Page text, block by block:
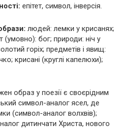
епітет, символ, інверсія.
людей: лемки у крисанях;
(умовно): бог; природи: ніч у
горіх; предметів і явищ:
крисані (круглі капелюхи);
образ у поезії є своєрідним
символ-аналог ясел, де
(символ-аналог волхвів);
дитинчати Христа, нового